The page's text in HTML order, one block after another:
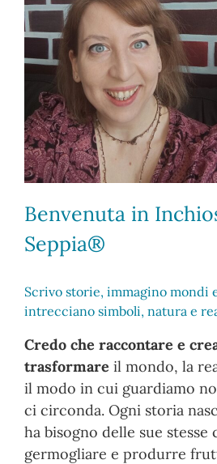
Benvenuta in
Seppia®
Scrivo storie, immagino mondi
intrecciano simboli, natura e
Credo che raccontare e
trasformare il mondo, la
il modo in cui guardiamo
ci circonda. Ogni storia
ha bisogno delle sue stesse
germogliare e produrre